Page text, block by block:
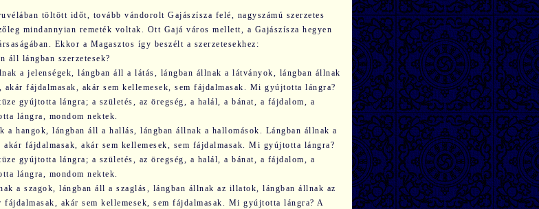
töltött időt, tovább vándorolt Gajászísza felé, nagyszámú szerzetes
mind­annyian remeték voltak. Ott Gajá város mellett, a Gajászísza hegyen
Ekkor a Magasztos így beszélt a szerzetesekhez:
áll lángban szerzetesek?
a jelenségek, lángban áll a látás, lángban állnak a látványok, lángban állnak
fájdalmasak, akár sem kellemesek, sem fájdalmasak. Mi gyújtotta lángra?
gyújtotta lángra; a születés, az öregség, a halál, a bánat, a fájdalom, a
lángra, mondom nektek.
a hangok, lángban áll a hallás, lángban állnak a hallomások. Lángban állnak a
fájdalmasak, akár sem kellemesek, sem fájdalmasak. Mi gyújtotta lángra?
gyújtotta lángra; a születés, az öregség, a halál, a bánat, a fájdalom, a
lángra, mondom nektek.
a szagok, lángban áll a szaglás, lángban állnak az illatok, lángban állnak az
akár sem kellemesek, sem fájdalmasak. Mi gyújtotta lángra? A